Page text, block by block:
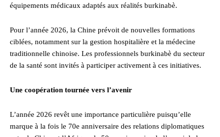
équipements médicaux adaptés aux réalités burkinabè.
Pour l’année 2026, la Chine prévoit de nouvelles formations
ciblées, notamment sur la gestion hospitalière et la médecine
traditionnelle chinoise. Les professionnels burkinabè du secteur
de la santé sont invités à participer activement à ces initiatives.
Une coopération tournée vers l’avenir
L’année 2026 revêt une importance particulière puisqu’elle
marque à la fois le 70e anniversaire des relations diplomatiques